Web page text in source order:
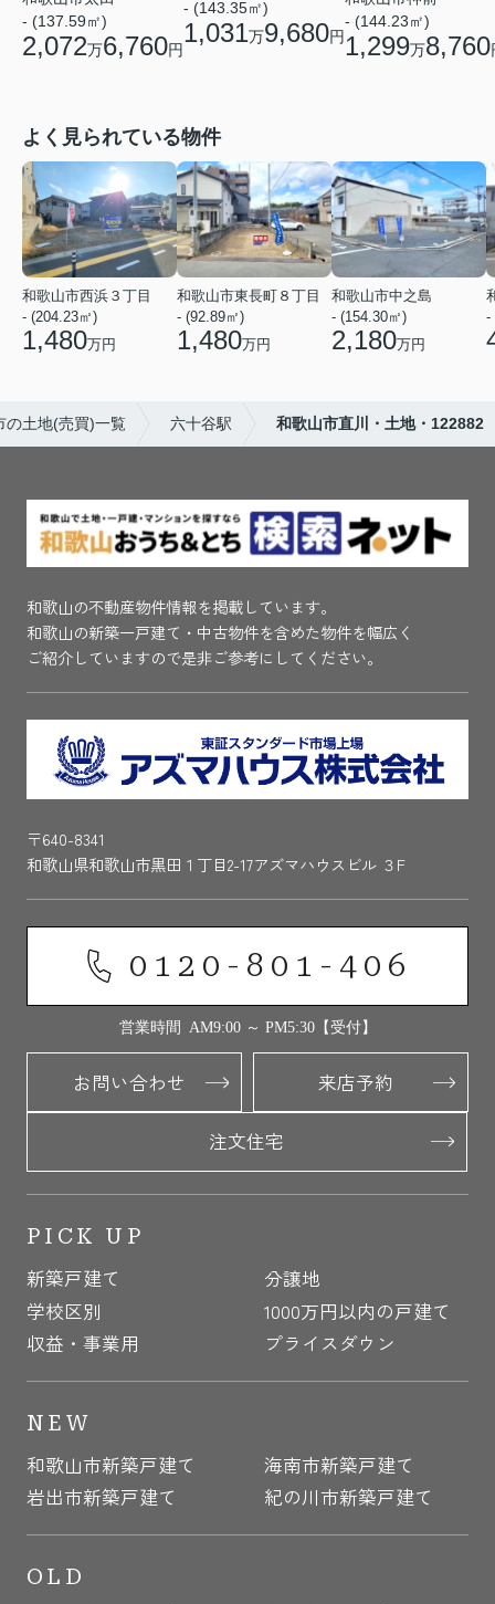
- (137.59㎡)
2,072万6,760円
- (143.35㎡)
1,031万9,680円
- (144.23㎡)
1,299万8,760
よく見られている物件
和歌山市西浜３丁目
- (204.23㎡)
1,480万円
和歌山市東長町８丁目
- (92.89㎡)
1,480万円
和歌山市中之島
- (154.30㎡)
2,180万円
-
の土地(売買)一覧 六十谷駅 和歌山市直川・土地・122882
和歌山の不動産物件情報を掲載しています。
和歌山の新築一戸建て・中古物件を含めた物件を幅広く
ご紹介していますので是非ご参考にしてください。
〒640-8341
和歌山県和歌山市黒田１丁目2-17アズマハウスビル ３F
0120-801-406
営業時間 AM9:00 ～ PM5:30【受付】
お問い合わせ 来店予約
注文住宅
PICK UP
新築戸建て
分譲地
学校区別
1000万円以内の戸建て
収益・事業用
プライスダウン
NEW
和歌山市新築戸建て
海南市新築戸建て
岩出市新築戸建て
紀の川市新築戸建て
OLD